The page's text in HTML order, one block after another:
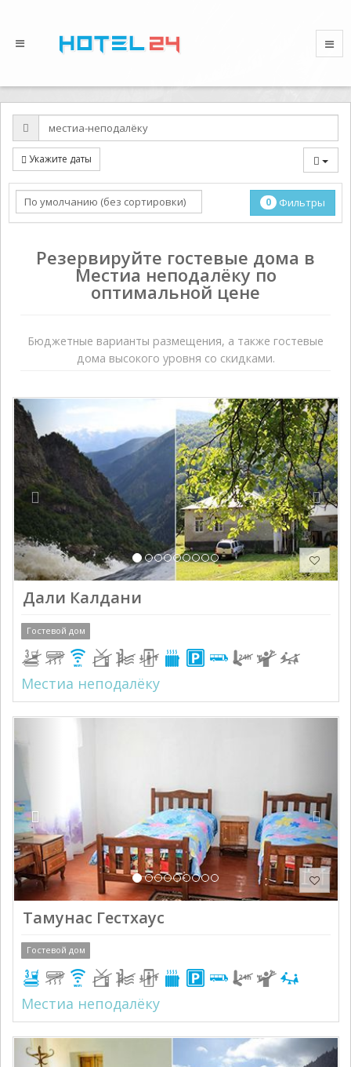
Укажите даты
0 Фильтры
Резервируйте гостевые дома в
Местиа неподалёку по
оптимальной цене
Бюджетные варианты размещения, а также гостевые
дома высокого уровня со скидками.
Previous Next
Дали Калдани
Гостевой дом
Местиа неподалёку
Тамунас Гестхаус
Гостевой дом
Местиа неподалёку
Previous Next